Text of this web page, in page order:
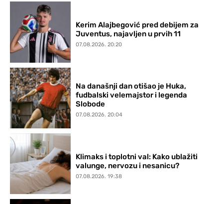
Kerim Alajbegović pred debijem za
Juventus, najavljen u prvih 11
07.08.2026. 20:20
Na današnji dan otišao je Huka,
fudbalski velemajstor i legenda
Slobode
07.08.2026. 20:04
Klimaks i toplotni val: Kako ublažiti
valunge, nervozu i nesanicu?
07.08.2026. 19:38